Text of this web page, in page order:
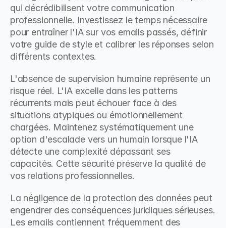
qui décrédibilisent votre communication
professionnelle. Investissez le temps nécessaire
pour entraîner l'IA sur vos emails passés, définir
votre guide de style et calibrer les réponses selon
différents contextes.
L'absence de supervision humaine représente un
risque réel. L'IA excelle dans les patterns
récurrents mais peut échouer face à des
situations atypiques ou émotionnellement
chargées. Maintenez systématiquement une
option d'escalade vers un humain lorsque l'IA
détecte une complexité dépassant ses
capacités. Cette sécurité préserve la qualité de
vos relations professionnelles.
La négligence de la protection des données peut
engendrer des conséquences juridiques sérieuses.
Les emails contiennent fréquemment des